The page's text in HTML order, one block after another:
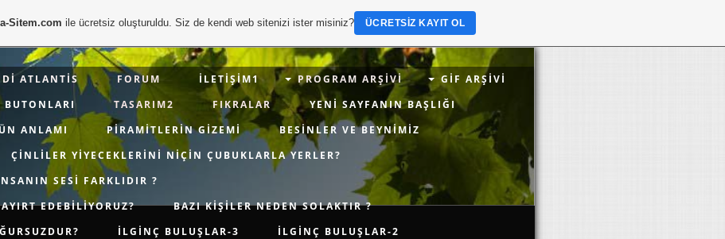
ATLANTIS FORUM İLETIŞIM1 PROGRAM ARŞIVI
GIF ARŞIVI
BUTONLARI TASARIM2 FIKRALAR
YENI SAYFANIN BAŞLIĞI
ANLAMI PIRAMITLERIN GIZEMI
BESINLER VE BEYNIMIZ
ÇINLILER YIYECEKLERINI NIÇIN ÇUBUKLARLA YERLER?
SESI FARKLIDIR ?
EDEBILIYORUZ?
BAZI KIŞILER NEDEN SOLAKTIR ?
İLGİNÇ BULUŞLAR-3
İLGİNÇ BULUŞLAR-2
Sitem.com ile ücretsiz oluşturuldu. Siz de kendi web sitenizi ister misiniz? ÜCRETSIZ KAYIT OL